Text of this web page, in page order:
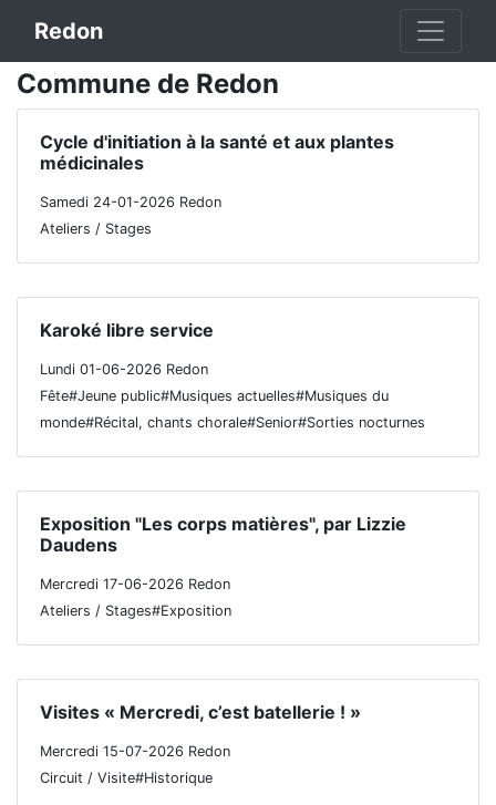
Redon
Commune de Redon
Cycle d'initiation à la santé et aux plantes
médicinales
Samedi 24-01-2026 Redon
Ateliers / Stages
Karoké libre service
Lundi 01-06-2026 Redon
Fête#Jeune public#Musiques actuelles#Musiques du
monde#Récital, chants chorale#Senior#Sorties nocturnes
Exposition "Les corps matières", par Lizzie
Daudens
Mercredi 17-06-2026 Redon
Ateliers / Stages#Exposition
Visites « Mercredi, c’est batellerie ! »
Mercredi 15-07-2026 Redon
Circuit / Visite#Historique